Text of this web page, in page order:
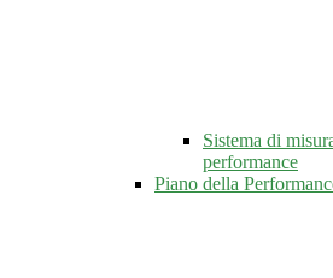
Sistema di
performance
Piano della